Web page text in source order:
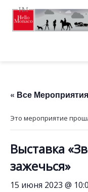
« Все Мероприятия
Это мероприятие
Выставка
зажечься»
15 июня 2023 @